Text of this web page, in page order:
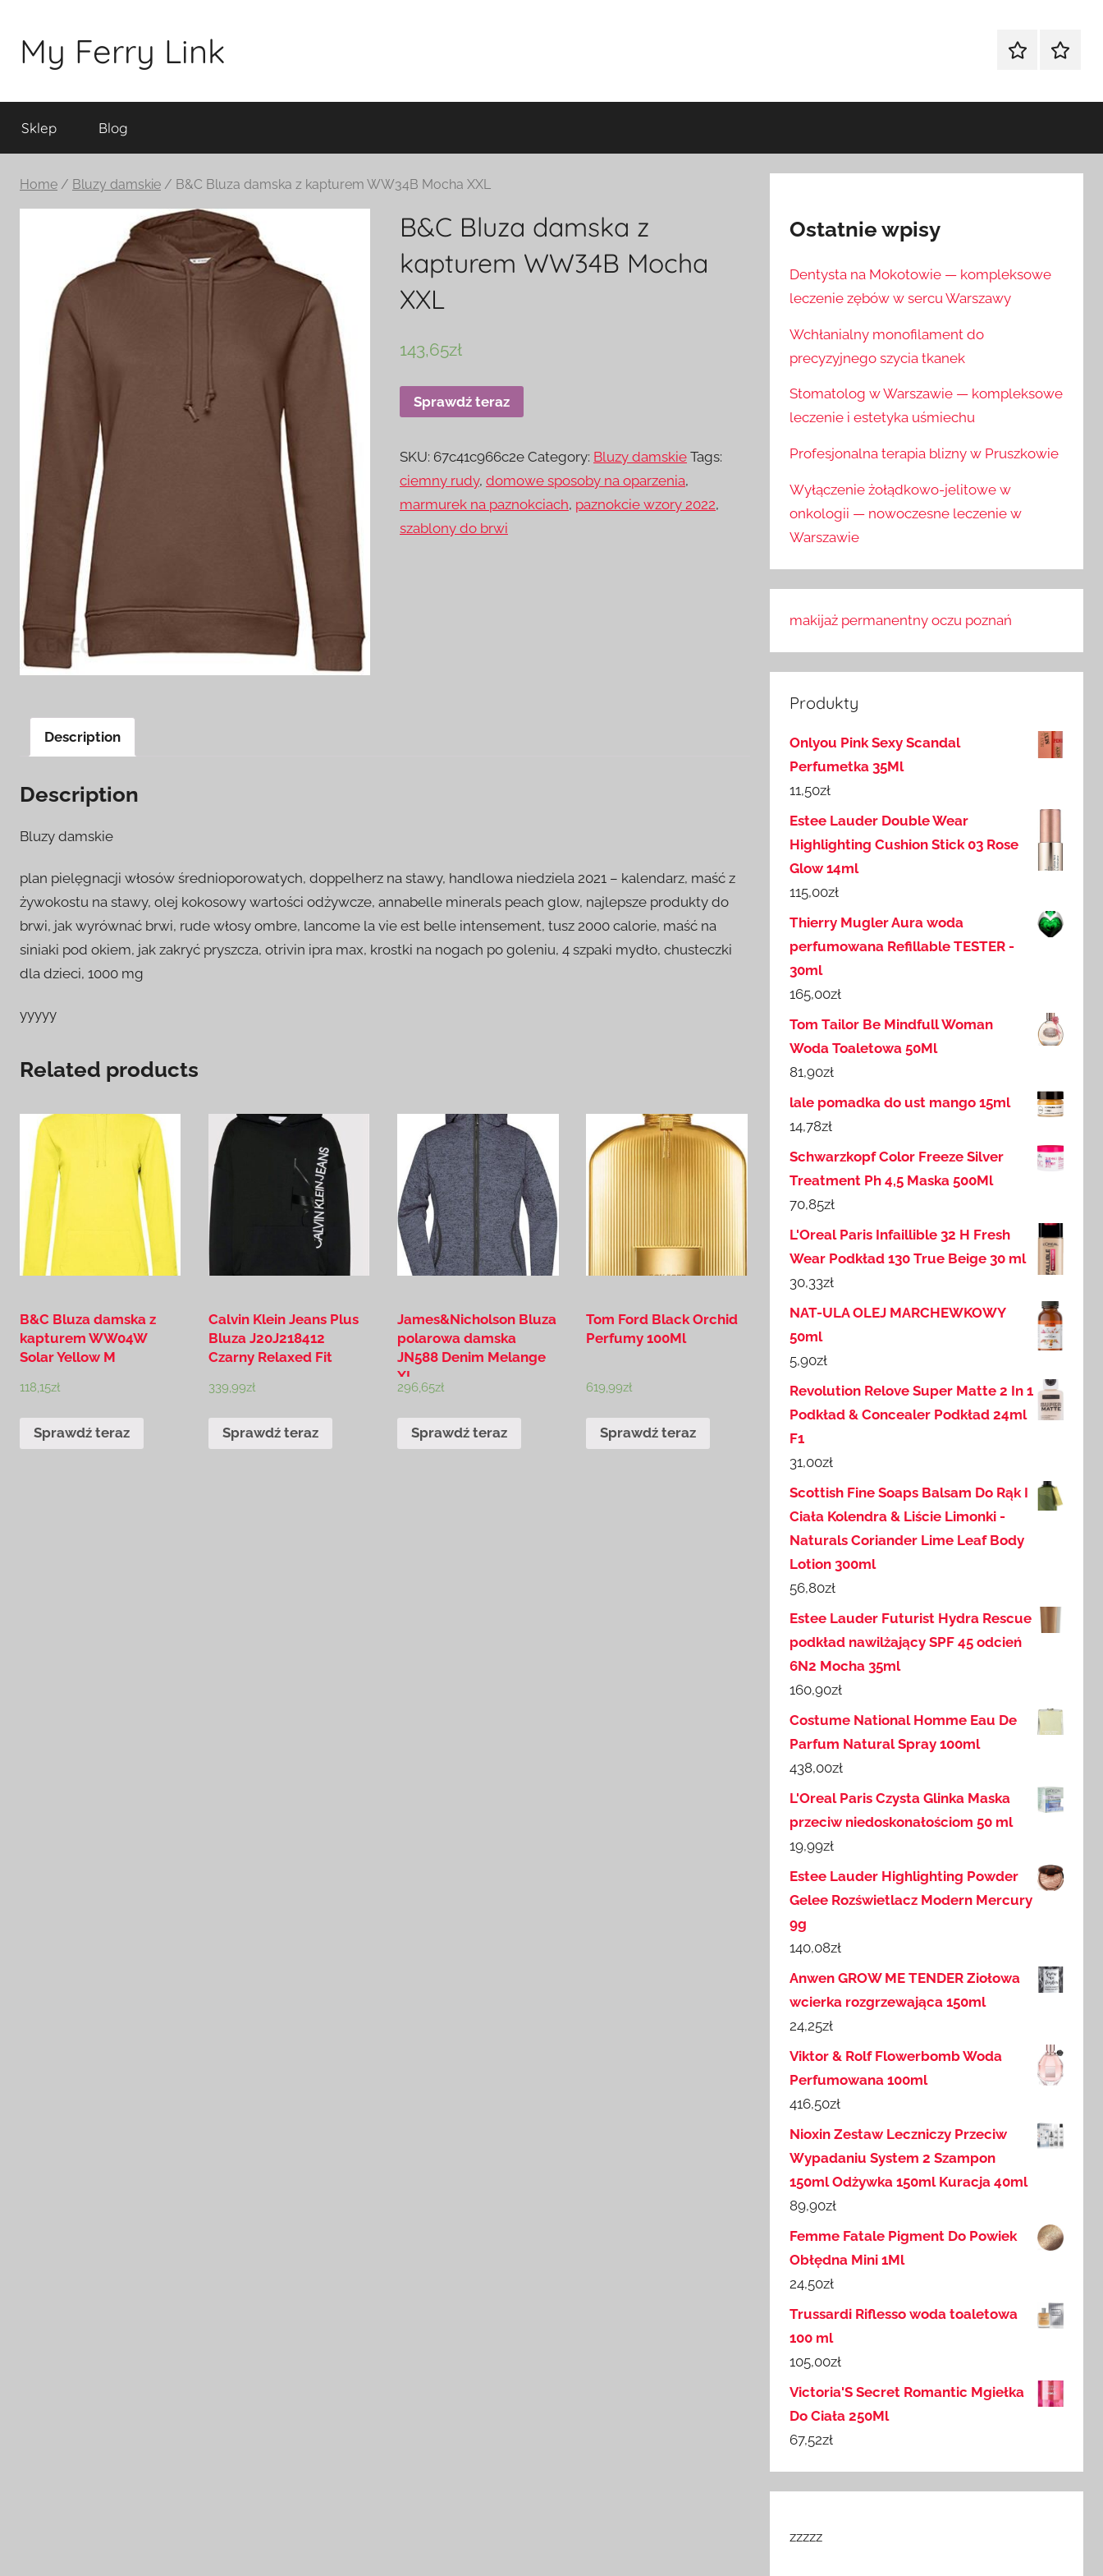
treściMy Ferry Link Sklep Blog
Sklep Blog
Home / Bluzy damskie / B&C Bluza damska z kapturem WW34B Mocha XXL
B&C Bluza damska z
kapturem WW34B Mocha
XXL
143,65zł
Sprawdź teraz
SKU: 67c41c966c2e Category: Bluzy damskie Tags:
ciemny rudy,domowe sposoby na oparzenia,
marmurek na paznokciach, paznokcie wzory 2022,
szablony do brwi
Description
Description
Bluzy damskie
plan pielęgnacji włosów średnioporowatych, doppelherz na stawy, handlowa niedziela 2021 – kalendarz, maść z
żywokostu na stawy, olej kokosowy wartości odżywcze, annabelle minerals peach glow, najlepsze produkty do
brwi, jak wyrównać brwi, rude włosy ombre, lancome la vie est belle intensement, tusz 2000 calorie, maść na
siniaki pod okiem, jak zakryć pryszcza, otrivin ipra max, krostki na nogach po goleniu, 4 szpaki mydło, chusteczki
dla dzieci, 1000 mg
yyyyy
Related products
B&C Bluza damska z
kapturem WW04W
Solar Yellow M
118,15zł
Sprawdź teraz
Calvin Klein Jeans Plus
Bluza J20J218412
Czarny Relaxed Fit
339,99zł
Sprawdź teraz
James&Nicholson Bluza
polarowa damska
JN588 Denim Melange
XL
296,65zł
Sprawdź teraz
Tom Ford Black Orchid
Perfumy 100Ml
619,99zł
Sprawdź teraz
Ostatnie wpisy
Dentysta na Mokotowie — kompleksowe
leczenie zębów w sercu Warszawy
Wchłanialny monofilament do
precyzyjnego szycia tkanek
Stomatolog w Warszawie — kompleksowe
leczenie i estetyka uśmiechu
Profesjonalna terapia blizny w Pruszkowie
Wyłączenie żołądkowo-jelitowe w
onkologii — nowoczesne leczenie w
Warszawie
makijaż permanentny oczu poznań
Produkty
Onlyou Pink Sexy Scandal
Perfumetka 35Ml
11,50zł
Estee Lauder Double Wear
Highlighting Cushion Stick 03 Rose
Glow 14ml
115,00zł
Thierry Mugler Aura woda
perfumowana Refillable TESTER -
30ml
165,00zł
Tom Tailor Be Mindfull Woman
Woda Toaletowa 50Ml
81,90zł
lale pomadka do ust mango 15ml
14,78zł
Schwarzkopf Color Freeze Silver
Treatment Ph 4,5 Maska 500Ml
70,85zł
L'Oreal Paris Infaillible 32 H Fresh
Wear Podkład 130 True Beige 30 ml
30,33zł
NAT-ULA OLEJ MARCHEWKOWY
50ml
5,90zł
Revolution Relove Super Matte 2 In 1
Podkład & Concealer Podkład 24ml
F1
31,00zł
Scottish Fine Soaps Balsam Do Rąk I
Ciała Kolendra & Liście Limonki -
Naturals Coriander Lime Leaf Body
Lotion 300ml
56,80zł
Estee Lauder Futurist Hydra Rescue
podkład nawilżający SPF 45 odcień
6N2 Mocha 35ml
160,90zł
Costume National Homme Eau De
Parfum Natural Spray 100ml
438,00zł
L'Oreal Paris Czysta Glinka Maska
przeciw niedoskonałościom 50 ml
19,99zł
Estee Lauder Highlighting Powder
Gelee Rozświetlacz Modern Mercury
9g
140,08zł
Anwen GROW ME TENDER Ziołowa
wcierka rozgrzewająca 150ml
24,25zł
Viktor & Rolf Flowerbomb Woda
Perfumowana 100ml
416,50zł
Nioxin Zestaw Leczniczy Przeciw
Wypadaniu System 2 Szampon
150ml Odżywka 150ml Kuracja 40ml
89,90zł
Femme Fatale Pigment Do Powiek
Obłędna Mini 1Ml
24,50zł
Trussardi Riflesso woda toaletowa
100 ml
105,00zł
Victoria'S Secret Romantic Mgiełka
Do Ciała 250Ml
67,52zł
zzzzz